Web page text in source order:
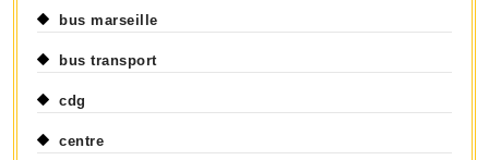
bus marseille
bus transport
cdg
centre